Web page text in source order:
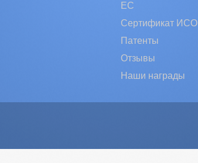
EC
Сертификат ИСО
Патенты
Отзывы
Наши награды